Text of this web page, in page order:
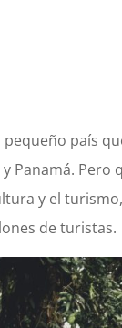
pequeño país
Panamá. Pero
y el
de turistas.